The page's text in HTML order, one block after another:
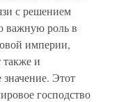
с решением
важную роль в
империи,
и
Этот
господство